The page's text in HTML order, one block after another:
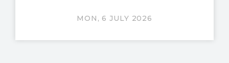
MON, 6 JULY 2026